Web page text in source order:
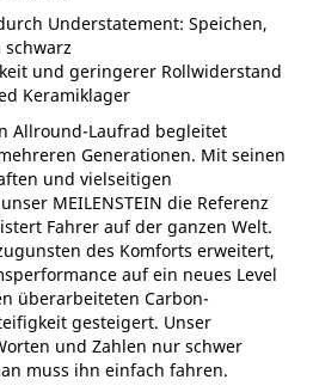
Understatement: Speichen,
schwarz
und geringerer Rollwiderstand
Keramiklager
Allround-Laufrad begleitet
Generationen. Mit seinen
und vielseitigen
MEILENSTEIN die Referenz
Fahrer auf der ganzen Welt.
des Komforts erweitert,
auf ein neues Level
überarbeiteten Carbon-
gesteigert. Unser
und Zahlen nur schwer
muss ihn einfach fahren.